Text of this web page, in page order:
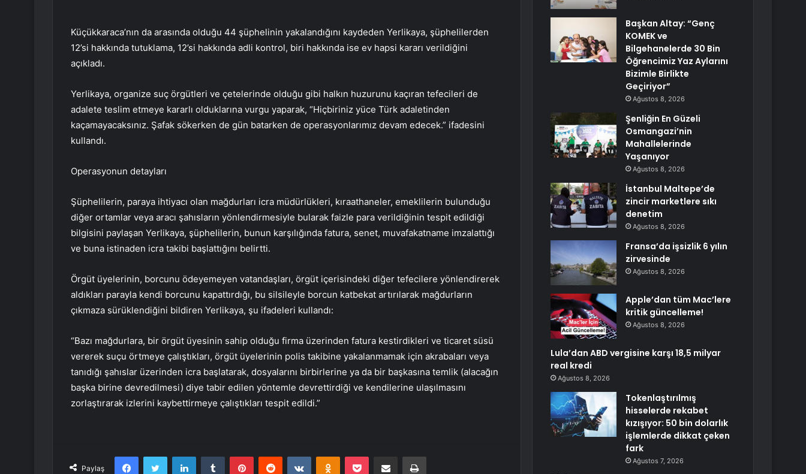
Küçükkaraca’nın da arasında olduğu 44 şüphelinin yakalandığını kaydeden Yerlikaya, şüphelilerden
12’si hakkında tutuklama, 12’si hakkında adli kontrol, biri hakkında ise ev hapsi kararı verildiğini
açıkladı.
Yerlikaya, organize suç örgütleri ve çetelerinde olduğu gibi halkın huzurunu kaçıran tefecileri de
adalete teslim etmeye kararlı olduklarına vurgu yaparak, “Hiçbiriniz yüce Türk adaletinden
kaçamayacaksınız. Şafak sökerken de gün batarken de operasyonlarımız devam edecek.” ifadesini
kullandı.
Operasyonun detayları
Şüphelilerin, paraya ihtiyacı olan mağdurları icra müdürlükleri, kıraathaneler, emeklilerin bulunduğu
diğer ortamlar veya aracı şahısların yönlendirmesiyle bularak faizle para verildiğinin tespit edildiği
bilgisini paylaşan Yerlikaya, şüphelilerin, bunun karşılığında fatura, senet, muvafakatname imzalattığı
ve buna istinaden icra takibi başlattığını belirtti.
Örgüt üyelerinin, borcunu ödeyemeyen vatandaşları, örgüt içerisindeki diğer tefecilere yönlendirerek
aldıkları parayla kendi borcunu kapattırdığı, bu silsileyle borcun katbekat artırılarak mağdurların
çıkmaza sürüklendiğini bildiren Yerlikaya, şu ifadeleri kullandı:
“Bazı mağdurlara, bir örgüt üyesinin sahip olduğu firma üzerinden fatura kestirdikleri ve ticaret süsü
vererek suçu örtmeye çalıştıkları, örgüt üyelerinin polis takibine yakalanmamak için akrabaları veya
tanıdığı şahıslar üzerinden icra başlatarak, dosyalarını birbirlerine ya da bir başkasına temlik (alacağın
başka birine devredilmesi) diye tabir edilen yöntemle devrettirdiği ve kendilerine ulaşılmasını
zorlaştırarak izlerini kaybettirmeye çalıştıkları tespit edildi.”
Paylaş
FacebookTwitter LinkedInTumblr PinterestReddit VKontakteOdnoklassniki
Pocket E-Posta ile paylaş Yazdır
Başkan Altay: “Genç
KOMEK ve
Bilgehanelerde 30 Bin
Öğrencimiz Yaz Aylarını
Bizimle Birlikte
Geçiriyor”
Ağustos 8, 2026
Şenliğin En Güzeli
Osmangazi’nin
Mahallelerinde
Yaşanıyor
Ağustos 8, 2026
İstanbul Maltepe’de
zincir marketlere sıkı
denetim
Ağustos 8, 2026
Fransa’da işsizlik 6 yılın
zirvesinde
Ağustos 8, 2026
Apple’dan tüm Mac’lere
kritik güncelleme!
Ağustos 8, 2026
Lula’dan ABD vergisine karşı 18,5 milyar
real kredi
Ağustos 8, 2026
Tokenlaştırılmış
hisselerde rekabet
kızışıyor: 50 bin dolarlık
işlemlerde dikkat çeken
fark
Ağustos 7, 2026